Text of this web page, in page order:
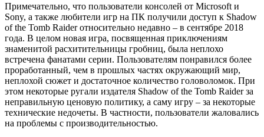
Примечательно, что пользователи консолей от Microsoft и
Sony, а также любители игр на ПК получили доступ к Shadow
of the Tomb Raider относительно недавно – в сентябре 2018
года. В целом новая игра, посвященная приключениям
знаменитой расхитительницы гробниц, была неплохо
встречена фанатами серии. Пользователям понравился более
проработанный, чем в прошлых частях окружающий мир,
неплохой сюжет и достаточное количество головоломок. При
этом некоторые ругали издателя Shadow of the Tomb Raider за
неправильную ценовую политику, а саму игру – за некоторые
технические недочеты. В частности, пользователи жаловались
на проблемы с производительностью.